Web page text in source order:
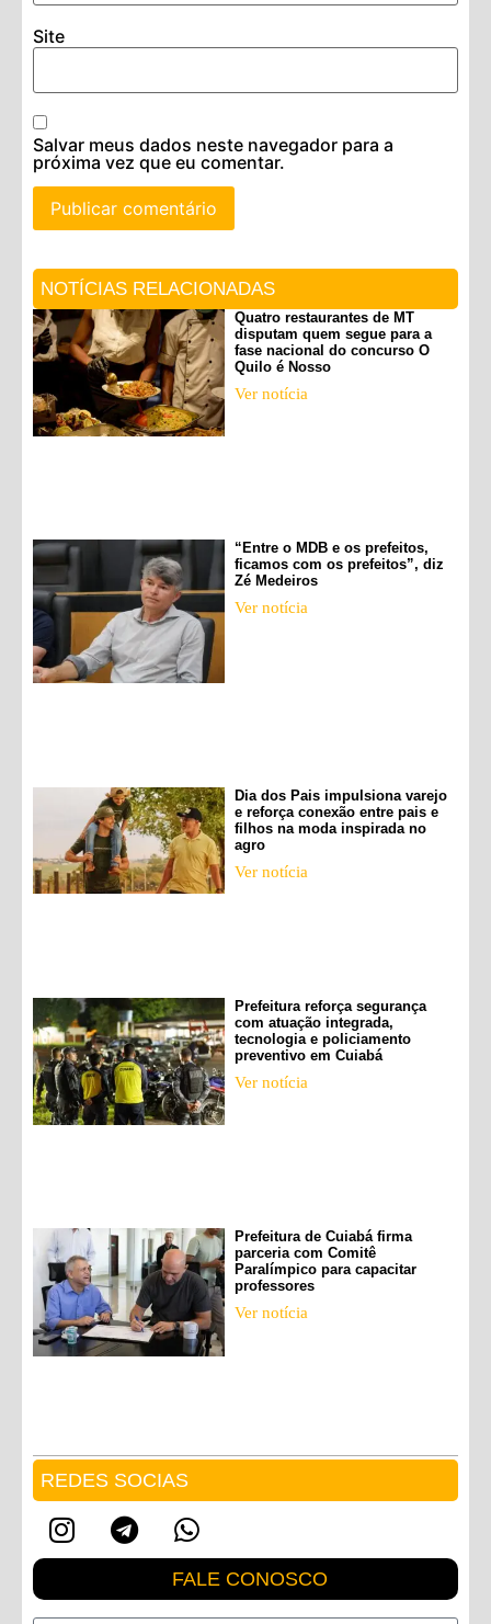
Site
Salvar meus dados neste navegador para a
próxima vez que eu comentar.
NOTÍCIAS RELACIONADAS
Quatro restaurantes de MT
disputam quem segue para a
fase nacional do concurso O
Quilo é Nosso
Ver notícia
“Entre o MDB e os prefeitos,
ficamos com os prefeitos”, diz
Zé Medeiros
Ver notícia
Dia dos Pais impulsiona varejo
e reforça conexão entre pais e
filhos na moda inspirada no
agro
Ver notícia
Prefeitura reforça segurança
com atuação integrada,
tecnologia e policiamento
preventivo em Cuiabá
Ver notícia
Prefeitura de Cuiabá firma
parceria com Comitê
Paralímpico para capacitar
professores
Ver notícia
REDES SOCIAS
FALE CONOSCO